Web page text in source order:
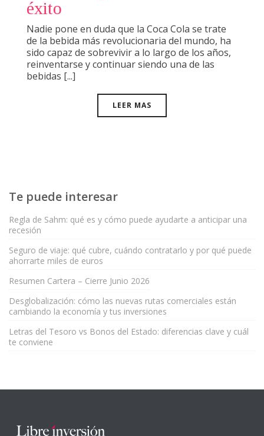
éxito
Nadie pone en duda que la Coca Cola se trate
de la bebida más revolucionaria del mundo, ha
sido capaz de sobrevivir a lo largo de los años,
reinventarse y continuar siendo una de las
bebidas [...]
LEER MAS
Te puede interesar
Regla de Sahm: qué es y cómo puede ayudarte a anticipar una
recesión
Seguro de viaje: qué cubre, cuándo contratarlo y por qué puede
ahorrarte miles de euros
Resumen Cartera – Cierre Junio 2026
Desglobalización: cómo las nuevas rutas comerciales están
cambiando la economía y tus inversiones
Letras del Tesoro vs Bonos del Estado: diferencias clave y cuál
te conviene